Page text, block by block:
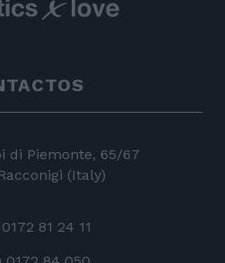
di Piemonte, 65/67
(Italy)
81 24 11